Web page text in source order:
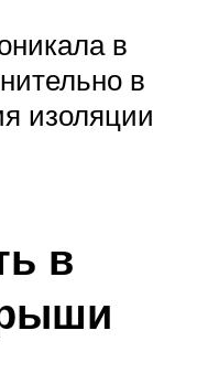
в
в
изоляции
в